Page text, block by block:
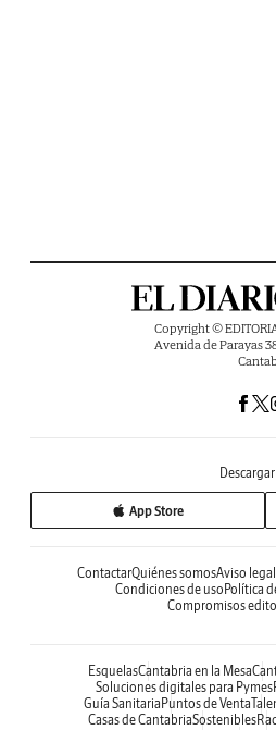
Copyright ©
Avenida de Parayas
App Store
ContactarQuiénes somosAviso legal
Condiciones de uso Política
Compromisos
EsquelasCantabria en la Mesa
Soluciones digitales para Pymes
Guía Sanitaria Puntos de Venta
Casas de CantabriaSostenibles